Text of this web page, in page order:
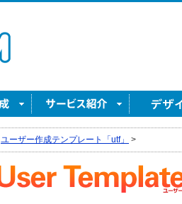
ユーザー作成テンプレート「utf」 >